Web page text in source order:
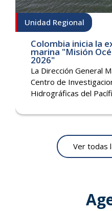
Unidad Regional
Colombia inicia la
marina "Misión
2026"
La Dirección General
Centro de
Hidrográficas del
Ver todas